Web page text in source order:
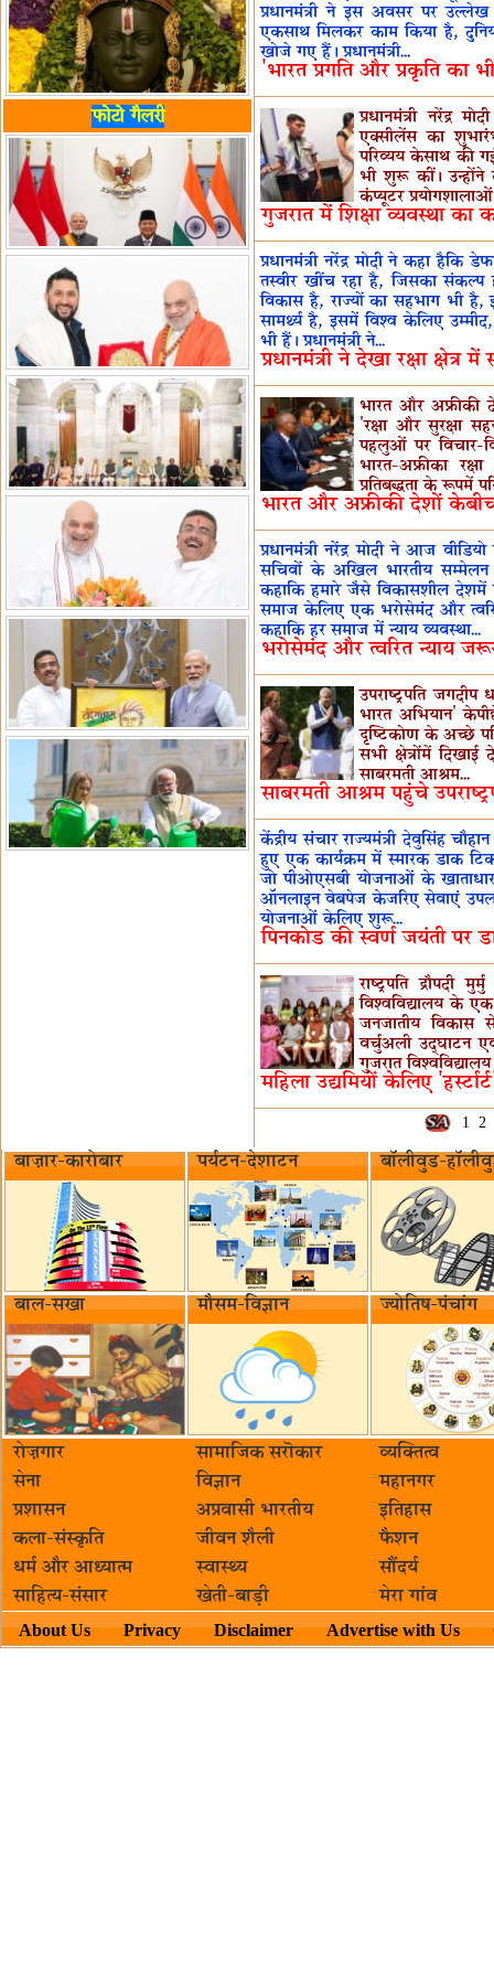
फोटो गैलरी
प्रधानमंत्री ने इस अवसर पर
एकसाथ मिलकर काम किया है,
खोजे गए हैं। प्रधानमंत्री...
'भारत प्रगति और प्रकृति का
प्रधानमंत्री नरेंद्र
एक्सीलेंस का
परिव्यय केसाथ की
भी शुरू कीं। उन्होंने
कंप्यूटर प्रयोगशालाओं
गुजरात में शिक्षा व्यवस्था का
प्रधानमंत्री नरेंद्र मोदी ने कहा
तस्वीर खींच रहा है, जिसका संकल्प
विकास है, राज्यों का सहभाग भी
सामर्थ्य है, इसमें विश्व केलिए
भी हैं। प्रधानमंत्री ने...
प्रधानमंत्री ने देखा रक्षा क्षेत्र
भारत और अफ्रीकी
'रक्षा और सुरक्षा
पहलुओं पर विचार-
भारत-अफ्रीका
प्रतिबद्धता के रूपमें
भारत और अफ्रीकी देशों केबीच
प्रधानमंत्री नरेंद्र मोदी ने आज
सचिवों के अखिल भारतीय
कहाकि हमारे जैसे विकासशील
समाज केलिए एक भरोसेमंद और
कहाकि हर समाज में न्याय व्यवस्था...
भरोसेमंद और त्वरित न्याय
उपराष्ट्रपति
भारत अभियान'
दृष्टिकोण के अच्छे
सभी क्षेत्रोंमें
साबरमती आश्रम...
साबरमती आश्रम पहुंचे
केंद्रीय संचार राज्यमंत्री देवुसिंह
हुए एक कार्यक्रम में स्मारक डाक
जो पीओएसबी योजनाओं के
ऑनलाइन वेबपेज केजरिए सेवाएं
योजनाओं केलिए शुरू...
पिनकोड की स्वर्ण जयंती पर
राष्ट्रपति
विश्वविद्यालय के
जनजातीय विकास
वर्चुअली उद्घाटन
गुजरात
महिला उद्यमियों केलिए
1 2
बाज़ार-कारोबार पर्यटन-देशाटन बॉलीवुड-
बाल-सखा मौसम-विज्ञान ज्योतिष-पंचांग
रोज़गार सामाजिक सरॊकार‌
व्यक्तित्व
सेना
विज्ञान
महानगर
प्रशासन
अप्रवासी भारतीय
इतिहास
कला-संस्कृति
जीवन शैली
फैशन
धर्म और आध्यात्म
स्वास्थ्य
सौंदर्य
साहित्य-संसार
खेती-बाड़ी मेरा गांव
About Us Privacy Disclaimer Advertise with Us